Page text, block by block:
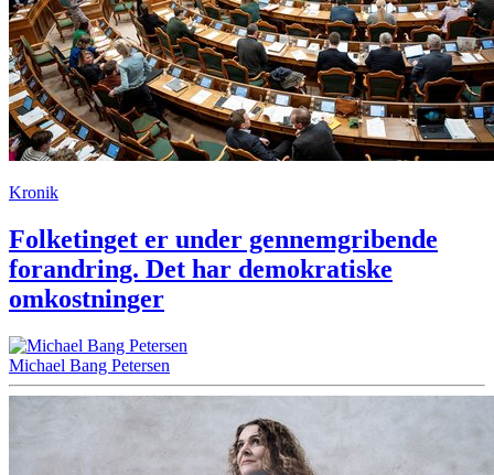
Kronik
Folketinget er under gennemgribende
forandring. Det har demokratiske
omkostninger
Michael Bang Petersen